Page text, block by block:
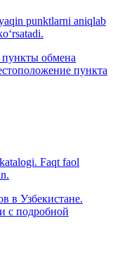
punktlarni aniqlab
обмена
пункта
Faqt faol
в Узбекистане.
с подробной